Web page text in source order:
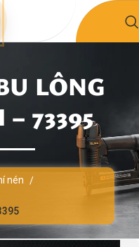
LÔNG
73395
nén /